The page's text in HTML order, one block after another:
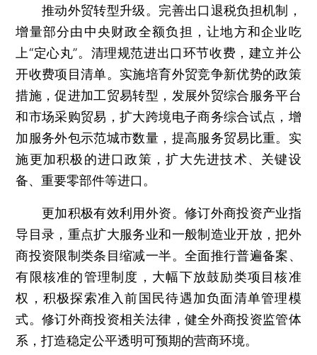
推动外贸转型升级。完善出口退税负担机制，
增量部分由中央财政全额负担，让地方和企业吃
上“定心丸”。清理规范进出口环节收费，建立并公
开收费项目清单。实施培育外贸竞争新优势的政策
措施，促进加工贸易转型，发展外贸综合服务平台
和市场采购贸易，扩大跨境电子商务综合试点，增
加服务外包示范城市数量，提高服务贸易比重。实
施更加积极的进口政策，扩大先进技术、关键设
备、重要零部件等进口。
更加积极有效利用外资。修订外商投资产业指
导目录，重点扩大服务业和一般制造业开放，把外
商投资限制类条目缩减一半。全面推行普遍备案、
有限核准的管理制度，大幅下放鼓励类项目核准
权，积极探索准入前国民待遇加负面清单管理模
式。修订外商投资相关法律，健全外商投资监管体
系，打造稳定公平透明可预期的营商环境。